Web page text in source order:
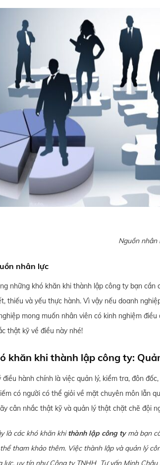
Nguồn nhân
nhân lực
những khó khăn khi thành lập công ty bạn
thiếu và yếu thực hành. Vì vậy nếu doanh
mong muốn nhân viên có kinh nghiệm
thật kỹ về điều này nhé!
khăn khi thành lập công ty:
điều hành chính là việc quản lý, kiểm tra, đôn
có người có thể giỏi về mặt chuyên môn lẫn
cân nhắc thật kỹ và quản lý thật chặt chẽ đội
là các khó khăn khithành lập công tymà bạn
tham khảo thêm. Việc thành lập và quản lý
lực, uy tín như Công ty TNHH Tư vấn Minh